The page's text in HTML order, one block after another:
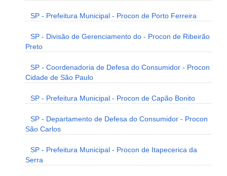
SP - Prefeitura Municipal - Procon de Porto Ferreira
SP - Divisão de Gerenciamento do - Procon de Ribeirão
Preto
SP - Coordenadoria de Defesa do Consumidor - Procon
Cidade de São Paulo
SP - Prefeitura Municipal - Procon de Capão Bonito
SP - Departamento de Defesa do Consumidor - Procon
São Carlos
SP - Prefeitura Municipal - Procon de Itapecerica da
Serra